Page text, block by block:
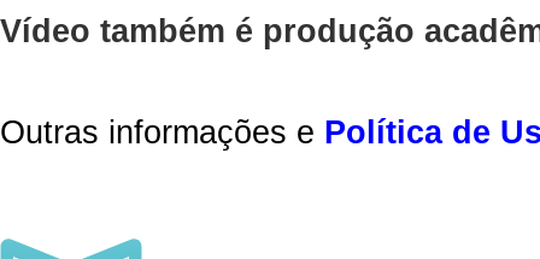
Vídeo também é produção
Outras informações e Política de